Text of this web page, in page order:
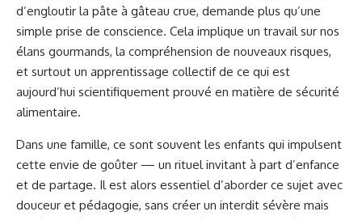
d’engloutir la pâte à gâteau crue, demande plus qu’une
simple prise de conscience. Cela implique un travail sur nos
élans gourmands, la compréhension de nouveaux risques,
et surtout un apprentissage collectif de ce qui est
aujourd’hui scientifiquement prouvé en matière de sécurité
alimentaire.
Dans une famille, ce sont souvent les enfants qui impulsent
cette envie de goûter — un rituel invitant à part d’enfance
et de partage. Il est alors essentiel d’aborder ce sujet avec
douceur et pédagogie, sans créer un interdit sévère mais